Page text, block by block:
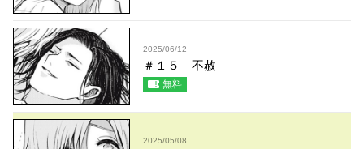
2025/06/12
＃１５ 不赦
無料
2025/05/08